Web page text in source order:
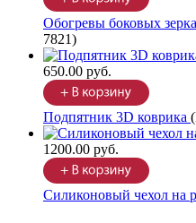
Обогревы боковых
7821)
650.00 руб.
Подпятник 3D коврика
1200.00 руб.
Силиконовый чехол на